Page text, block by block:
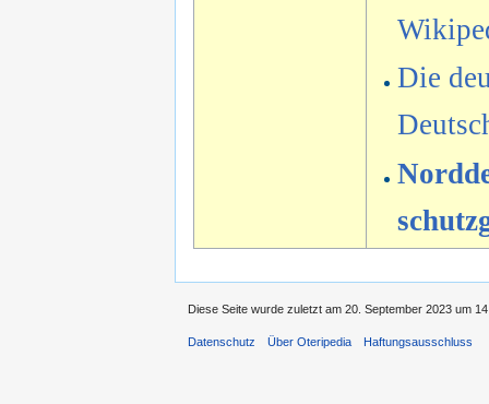
Die
Diese Seite wurde zuletzt am 20. September 2023 um
Datenschutz Über Oteripedia Haftungsausschluss